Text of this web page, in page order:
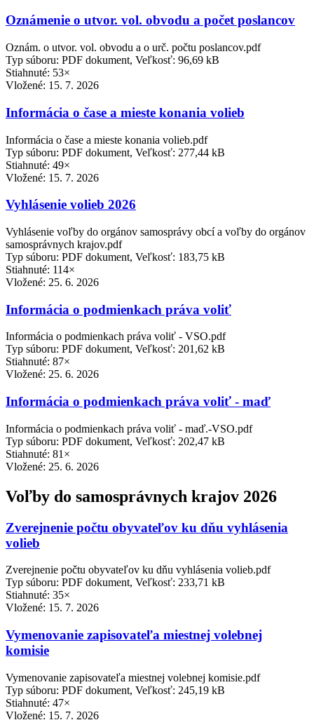
Oznámenie o utvor. vol. obvodu a počet poslancov
Oznám. o utvor. vol. obvodu a o urč. počtu poslancov.pdf
Typ súboru: PDF dokument, Veľkosť: 96,69 kB
Stiahnuté: 53×
Vložené: 15. 7. 2026
Informácia o čase a mieste konania volieb
Informácia o čase a mieste konania volieb.pdf
Typ súboru: PDF dokument, Veľkosť: 277,44 kB
Stiahnuté: 49×
Vložené: 15. 7. 2026
Vyhlásenie volieb 2026
Vyhlásenie voľby do orgánov samosprávy obcí a voľby do orgánov
samosprávnych krajov.pdf
Typ súboru: PDF dokument, Veľkosť: 183,75 kB
Stiahnuté: 114×
Vložené: 25. 6. 2026
Informácia o podmienkach práva voliť
Informácia o podmienkach práva voliť - VSO.pdf
Typ súboru: PDF dokument, Veľkosť: 201,62 kB
Stiahnuté: 87×
Vložené: 25. 6. 2026
Informácia o podmienkach práva voliť - maď
Informácia o podmienkach práva voliť - maď.-VSO.pdf
Typ súboru: PDF dokument, Veľkosť: 202,47 kB
Stiahnuté: 81×
Vložené: 25. 6. 2026
Voľby do samosprávnych krajov 2026
Zverejnenie počtu obyvateľov ku dňu vyhlásenia
volieb
Zverejnenie počtu obyvateľov ku dňu vyhlásenia volieb.pdf
Typ súboru: PDF dokument, Veľkosť: 233,71 kB
Stiahnuté: 35×
Vložené: 15. 7. 2026
Vymenovanie zapisovateľa miestnej volebnej
komisie
Vymenovanie zapisovateľa miestnej volebnej komisie.pdf
Typ súboru: PDF dokument, Veľkosť: 245,19 kB
Stiahnuté: 47×
Vložené: 15. 7. 2026